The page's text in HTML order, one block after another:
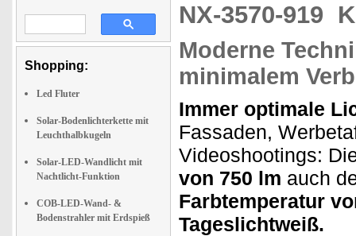
Shopping:
Led Fluter
Solar-Bodenlichterkette mit
Leuchthalbkugeln
Solar-LED-Wandlicht mit
Nachtlicht-Funktion
COB-LED-Wand- &
Bodenstrahler mit Erdspieß
NX-3570-919
Moderne
minimalem
Immer optimale
Fassaden,
Videoshootings:
von 750 lm auch
Farbtemperatur
Tageslichtweiß.